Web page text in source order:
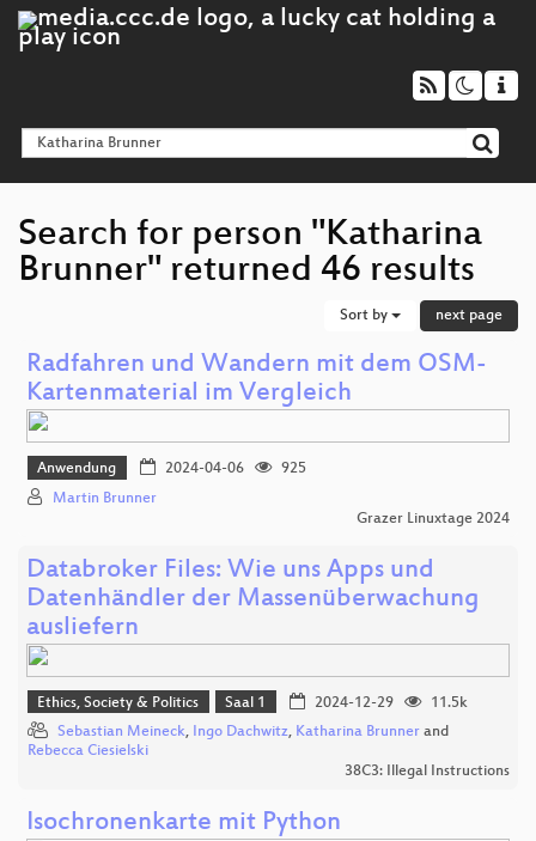
Search for person "Katharina
Brunner" returned 46 results
Sort by next page
Radfahren und Wandern mit dem OSM-
Kartenmaterial im Vergleich
Anwendung 2024-04-06
925
Martin Brunner
Grazer Linuxtage 2024
Databroker Files: Wie uns Apps und
Datenhändler der Massenüberwachung
ausliefern
Ethics, Society & Politics Saal 1 2024-12-29
11.5k
Sebastian Meineck, Ingo Dachwitz, Katharina Brunner and
Rebecca Ciesielski
38C3: Illegal Instructions
Isochronenkarte mit Python